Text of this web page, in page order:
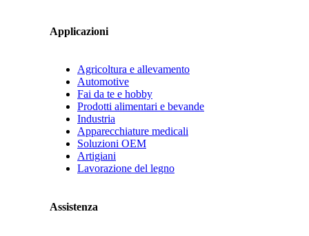
Applicazioni
Agricoltura e allevamento
Automotive
Fai da te e hobby
Prodotti alimentari e bevande
Industria
Apparecchiature medicali
Soluzioni OEM
Artigiani
Lavorazione del legno
Assistenza